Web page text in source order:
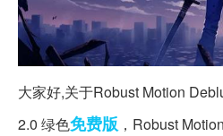
大家好,关于Robust Motion
2.0 绿色免费版 ，Robust